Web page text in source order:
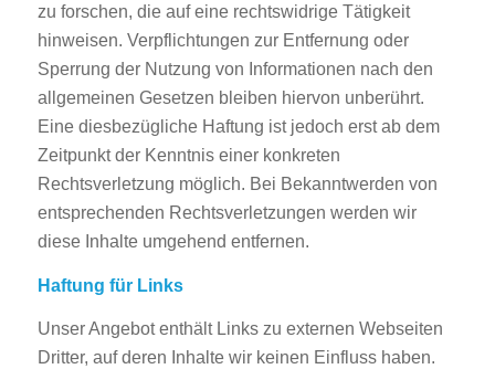
zu forschen, die auf eine rechtswidrige Tätigkeit
hinweisen. Verpflichtungen zur Entfernung oder
Sperrung der Nutzung von Informationen nach den
allgemeinen Gesetzen bleiben hiervon unberührt.
Eine diesbezügliche Haftung ist jedoch erst ab dem
Zeitpunkt der Kenntnis einer konkreten
Rechtsverletzung möglich. Bei Bekanntwerden von
entsprechenden Rechtsverletzungen werden wir
diese Inhalte umgehend entfernen.
Haftung für Links
Unser Angebot enthält Links zu externen Webseiten
Dritter, auf deren Inhalte wir keinen Einfluss haben.